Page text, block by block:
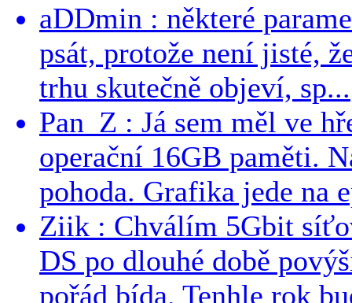
aDDmin : některé
psát, protože není jisté,
trhu skutečně objeví, sp...
Pan_Z : Já sem měl ve
operační 16GB paměti.
pohoda. Grafika jede na
Ziik : Chválím 5Gbit
DS po dlouhé době
pořád bída. Tenhle rok